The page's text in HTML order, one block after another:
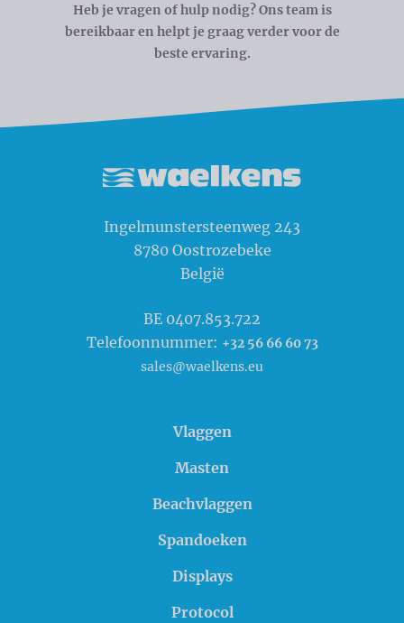
Heb je vragen of hulp nodig? Ons team is
bereikbaar en helpt je graag verder voor de
beste ervaring.
Ingelmunstersteenweg 243
8780 Oostrozebeke
België
BE 0407.853.722
Telefoonnummer: +32 56 66 60 73
sales@waelkens.eu
Vlaggen
Masten
Beachvlaggen
Spandoeken
Displays
Protocol